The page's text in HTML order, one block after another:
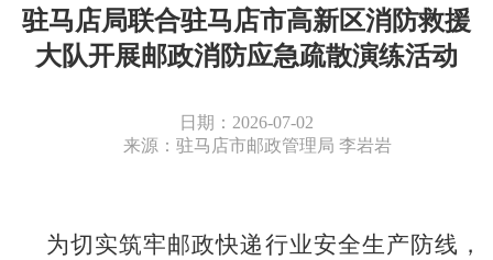
驻马店局联合驻马店市高新区消防救援
大队开展邮政消防应急疏散演练活动
日期：2026-07-02
来源：驻马店市邮政管理局 李岩岩
为切实筑牢邮政快递行业安全生产防线，